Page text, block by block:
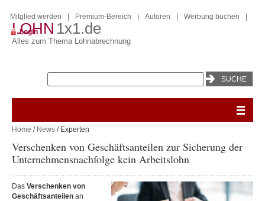
LOHN 1x1.de
Alles zum Thema Lohnabrechnung
Mitglied werden Premium-Bereich Autoren Werbung buchen
Login
Home / News / Experten
Verschenken von Geschäftsanteilen zur Sicherung der
Unternehmensnachfolge kein Arbeitslohn
Das Verschenken von
Geschäftsanteilen an